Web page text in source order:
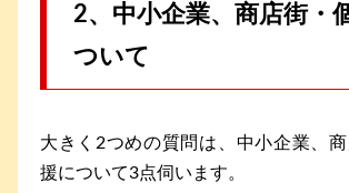
2、中小企業、商店街・
ついて
大きく2つめの質問は、中小企業、
援について3点伺います。